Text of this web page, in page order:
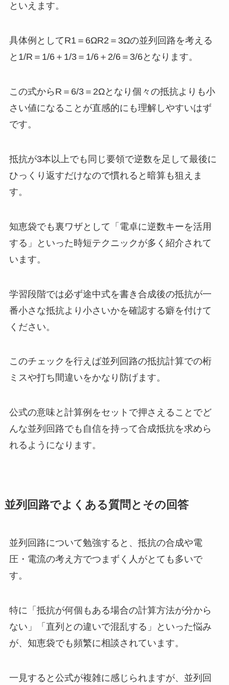
といえます。
具体例としてR1＝6ΩR2＝3Ωの並列回路を考える
と1/R＝1/6＋1/3＝1/6＋2/6＝3/6となります。
この式からR＝6/3＝2Ωとなり個々の抵抗よりも小
さい値になることが直感的にも理解しやすいはず
です。
抵抗が3本以上でも同じ要領で逆数を足して最後に
ひっくり返すだけなので慣れると暗算も狙えま
す。
知恵袋でも裏ワザとして「電卓に逆数キーを活用
する」といった時短テクニックが多く紹介されて
います。
学習段階では必ず途中式を書き合成後の抵抗が一
番小さな抵抗より小さいかを確認する癖を付けて
ください。
このチェックを行えば並列回路の抵抗計算での桁
ミスや打ち間違いをかなり防げます。
公式の意味と計算例をセットで押さえることでど
んな並列回路でも自信を持って合成抵抗を求めら
れるようになります。
並列回路でよくある質問とその回答
並列回路について勉強すると、抵抗の合成や電
圧・電流の考え方でつまずく人がとても多いで
す。
特に「抵抗が何個もある場合の計算方法が分から
ない」「直列との違いで混乱する」といった悩み
が、知恵袋でも頻繁に相談されています。
一見すると公式が複雑に感じられますが、並列回